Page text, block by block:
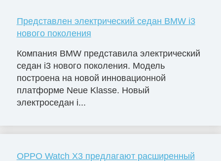
Представлен электрический седан BMW i3
нового поколения
Компания BMW представила электрический
седан i3 нового поколения. Модель
построена на новой инновационной
платформе Neue Klasse. Новый
электроседан i...
OPPO Watch X3 предлагают расширенный